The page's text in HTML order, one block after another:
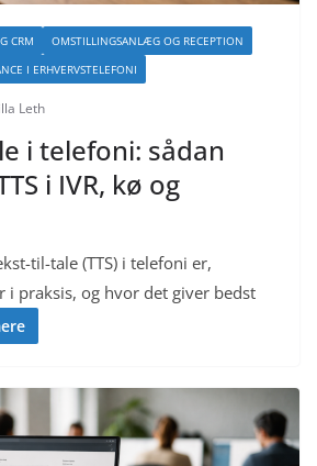
CRM
OMSTILLINGSANLÆG OG RECEPTION
I ERHVERVSTELEFONI
Leth
i telefoni: sådan
i IVR, kø og
til-tale (TTS) i telefoni er,
i praksis, og hvor det giver bedst